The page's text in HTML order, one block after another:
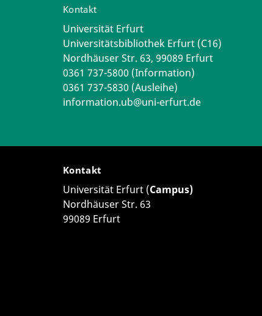
Kontakt
Universität Erfurt
Universitätsbibliothek Erfurt (C16)
Nordhäuser Str. 63, 99089 Erfurt
0361 737-5800 (Information)
0361 737-5830 (Ausleihe)
information.ub@uni-erfurt.de
Kontakt
Universität Erfurt (Campus)
Nordhäuser Str. 63
99089 Erfurt